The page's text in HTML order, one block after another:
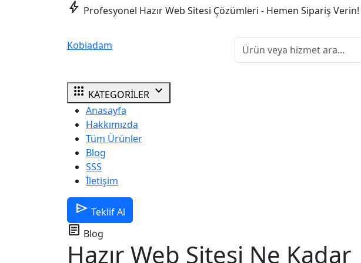
bolt Profesyonel Hazır Web Sitesi Çözümleri - Hemen Sipariş Verin!
Kobiadam
apps KATEGORİLER expand_more
Anasayfa
Hakkımızda
Tüm Ürünler
Blog
SSS
İletişim
send Teklif Al
article Blog
Hazır Web Sitesi Ne Kadar